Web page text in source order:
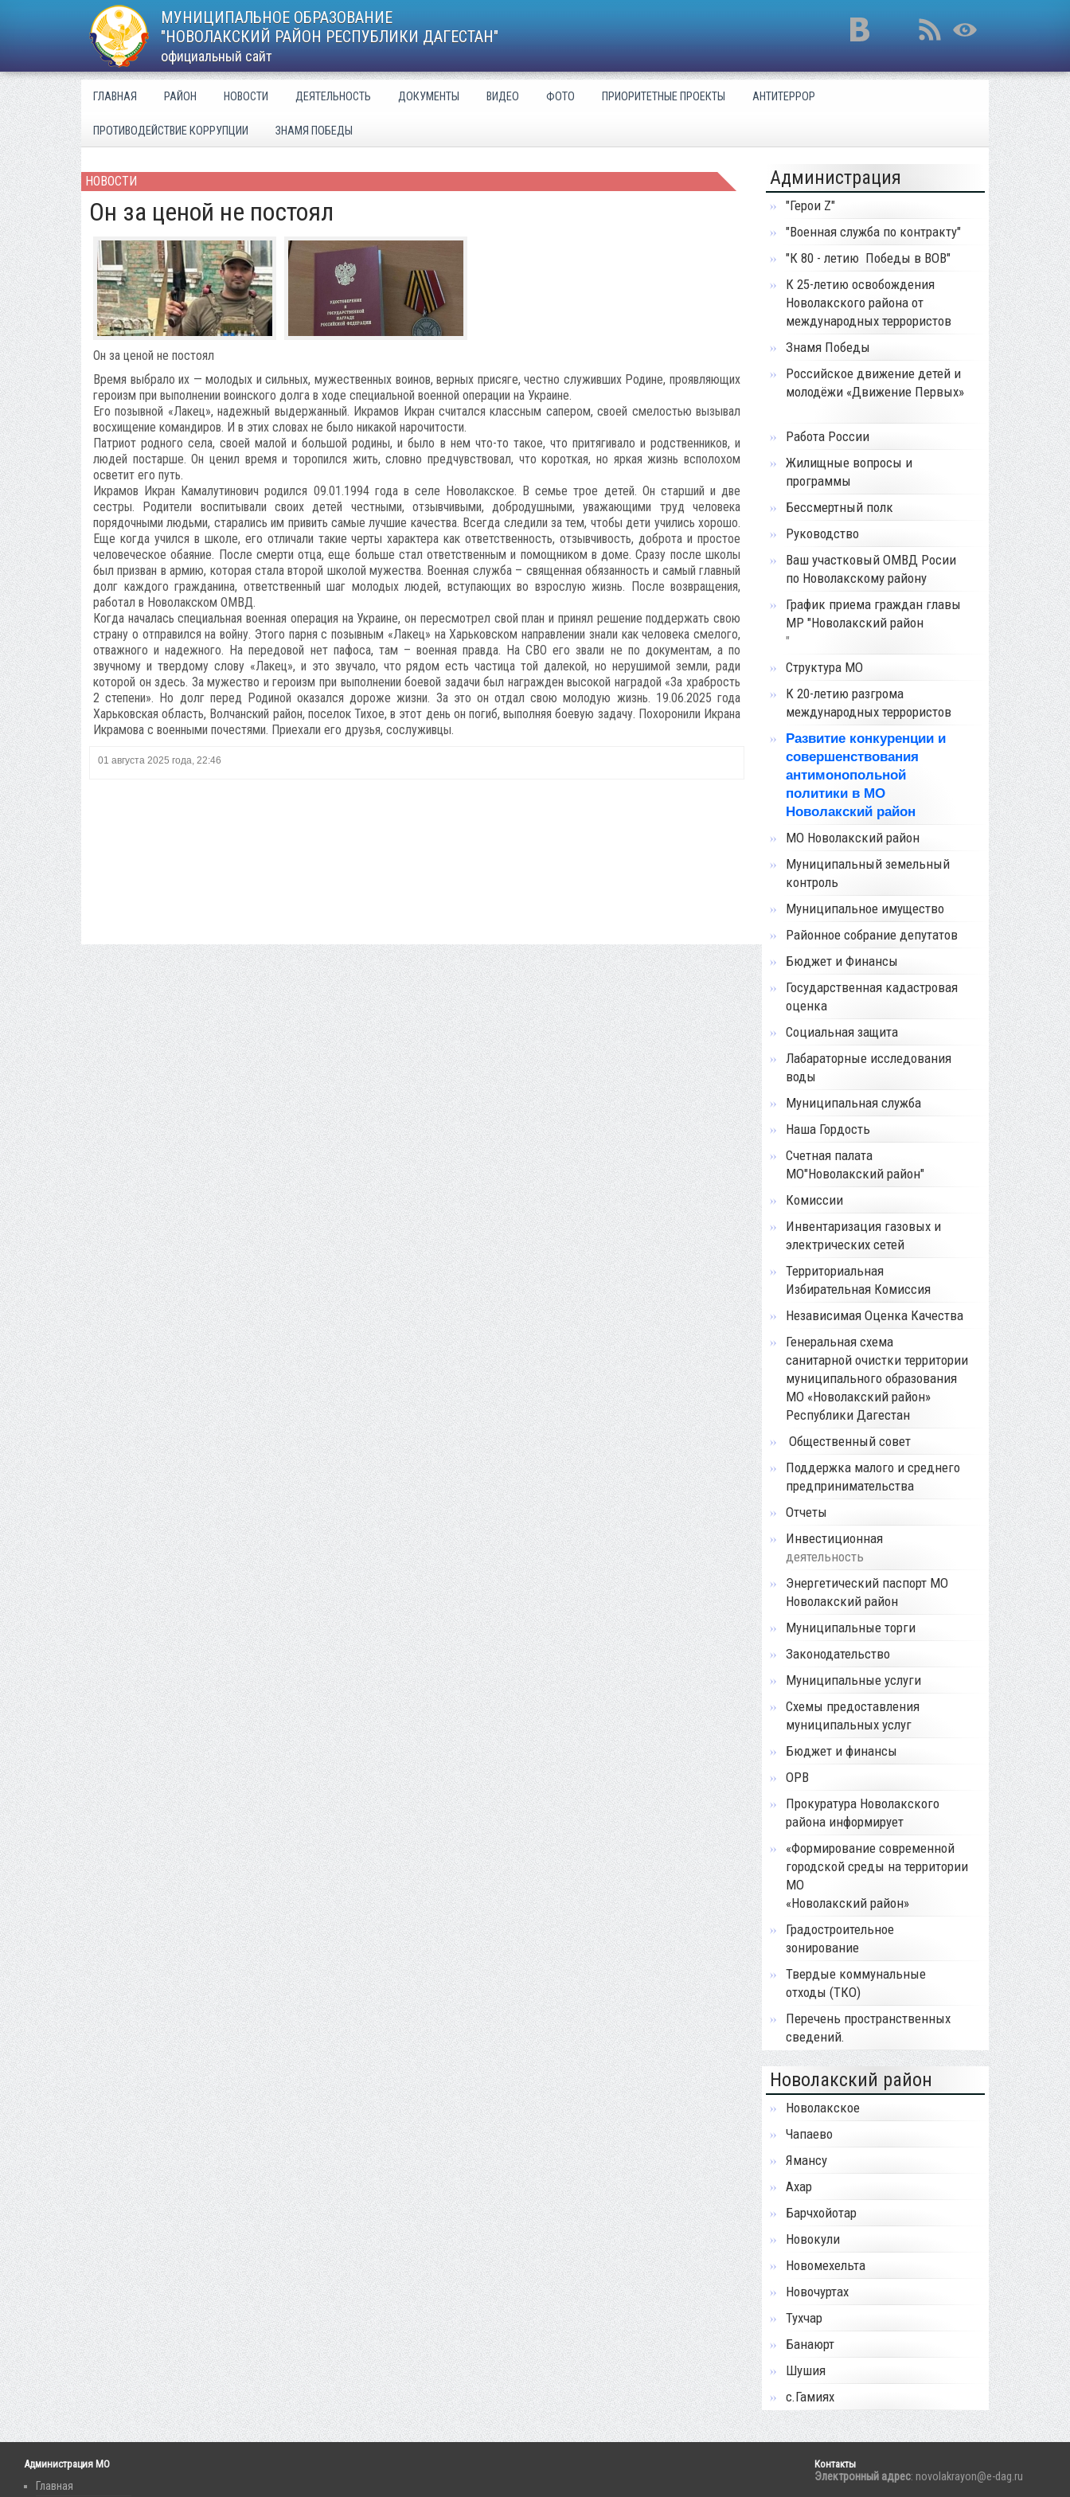
МУНИЦИПАЛЬНОЕ ОБРАЗОВАНИЕ
"НОВОЛАКСКИЙ РАЙОН РЕСПУБЛИКИ ДАГЕСТАН"
официальный сайт
ГЛАВНАЯ РАЙОН НОВОСТИ ДЕЯТЕЛЬНОСТЬ ДОКУМЕНТЫ ВИДЕО ФОТО ПРИОРИТЕТНЫЕ ПРОЕКТЫ АНТИТЕРРОР
ПРОТИВОДЕЙСТВИЕ КОРРУПЦИИ ЗНАМЯ ПОБЕДЫ
НОВОСТИ
Он за ценой не постоял
Он за ценой не постоял
Время выбрало их — молодых и сильных, мужественных воинов, верных присяге, честно служивших Родине, проявляющих
героизм при выполнении воинского долга в ходе специальной военной операции на Украине.
Его позывной «Лакец», надежный выдержанный. Икрамов Икран считался классным сапером, своей смелостью вызывал
восхищение командиров. И в этих словах не было никакой нарочитости.
Патриот родного села, своей малой и большой родины, и было в нем что-то такое, что притягивало и родственников, и
людей постарше. Он ценил время и торопился жить, словно предчувствовал, что короткая, но яркая жизнь всполохом
осветит его путь.
Икрамов Икран Камалутинович родился 09.01.1994 года в селе Новолакское. В семье трое детей. Он старший и две
сестры. Родители воспитывали своих детей честными, отзывчивыми, добродушными, уважающими труд человека
порядочными людьми, старались им привить самые лучшие качества. Всегда следили за тем, чтобы дети учились хорошо.
Еще когда учился в школе, его отличали такие черты характера как ответственность, отзывчивость, доброта и простое
человеческое обаяние. После смерти отца, еще больше стал ответственным и помощником в доме. Сразу после школы
был призван в армию, которая стала второй школой мужества. Военная служба – священная обязанность и самый главный
долг каждого гражданина, ответственный шаг молодых людей, вступающих во взрослую жизнь. После возвращения,
работал в Новолакском ОМВД.
Когда началась специальная военная операция на Украине, он пересмотрел свой план и принял решение поддержать свою
страну о отправился на войну. Этого парня с позывным «Лакец» на Харьковском направлении знали как человека смелого,
отважного и надежного. На передовой нет пафоса, там – военная правда. На СВО его звали не по документам, а по
звучному и твердому слову «Лакец», и это звучало, что рядом есть частица той далекой, но нерушимой земли, ради
которой он здесь. За мужество и героизм при выполнении боевой задачи был награжден высокой наградой «За храбрость
2 степени». Но долг перед Родиной оказался дороже жизни. За это он отдал свою молодую жизнь. 19.06.2025 года
Харьковская область, Волчанский район, поселок Тихое, в этот день он погиб, выполняя боевую задачу. Похоронили Икрана
Икрамова с военными почестями. Приехали его друзья, сослуживцы.
01 августа 2025 года, 22:46
Администрация
"Герои Z"
"Военная служба по контракту"
"К 80 - летию Победы в ВОВ"
К 25-летию освобождения
Новолакского района от
международных террористов
Знамя Победы
Российское движение детей и
молодёжи «Движение Первых»
Работа России
Жилищные вопросы и
программы
Бессмертный полк
Руководство
Ваш участковый ОМВД Росии
по Новолакскому району
График приема граждан главы
МР "Новолакский район
"
Структура МО
К 20-летию разгрома
международных террористов
Развитие конкуренции и
совершенствования
антимонопольной
политики в МО
Новолакский район
МО Новолакский район
Муниципальный земельный
контроль
Муниципальное имущество
Районное собрание депутатов
Бюджет и Финансы
Государственная кадастровая
оценка
Социальная защита
Лабараторные исследования
воды
Муниципальная служба
Наша Гордость
Счетная палата
МО"Новолакский район"
Комиссии
Инвентаризация газовых и
электрических сетей
Территориальная
Избирательная Комиссия
Независимая Оценка Качества
Генеральная схема
санитарной очистки территории
муниципального образования
МО «Новолакский район»
Республики Дагестан
Общественный совет
Поддержка малого и среднего
предпринимательства
Отчеты
Инвестиционная
деятельность
Энергетический паспорт МО
Новолакский район
Муниципальные торги
Законодательство
Муниципальные услуги
Схемы предоставления
муниципальных услуг
Бюджет и финансы
ОРВ
Прокуратура Новолакского
района информирует
«Формирование современной
городской среды на территории
МО
«Новолакский район»
Градостроительное
зонирование
Твердые коммунальные
отходы (ТКО)
Перечень пространственных
сведений.
Новолакский район
Новолакское
Чапаево
Ямансу
Ахар
Барчхойотар
Новокули
Новомехельта
Новочуртах
Тухчар
Банаюрт
Шушия
с.Гамиях
Администрация МО
Главная
Контакты
Электронный адрес: novolakrayon@e-dag.ru